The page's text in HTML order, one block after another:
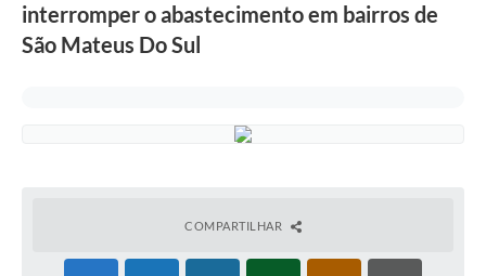
Ouvidoria
A Prefeitura
interromper o abastecimento em bairros de
São Mateus Do Sul
COMPARTILHAR